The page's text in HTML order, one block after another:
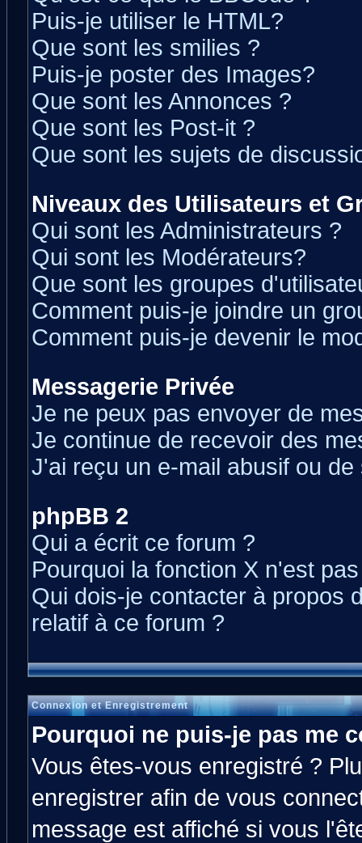
Puis-je utiliser le HTML?
Que sont les smilies ?
Puis-je poster des Images?
Que sont les Annonces ?
Que sont les Post-it ?
Que sont les sujets de
Niveaux des Utilisateurs et
Qui sont les Administrateurs ?
Qui sont les Modérateurs?
Que sont les groupes
Comment puis-je joindre un
Comment puis-je devenir le
Messagerie Privée
Je ne peux pas envoyer de
Je continue de recevoir des
J'ai reçu un e-mail abusif ou
phpBB 2
Qui a écrit ce forum ?
Pourquoi la fonction X n'est
Qui dois-je contacter à propos
relatif à ce forum ?
Connexion et Enregistrement
Pourquoi ne puis-je pas me
Vous êtes-vous enregistré ?
enregistrer afin de vous
message est affiché si vous